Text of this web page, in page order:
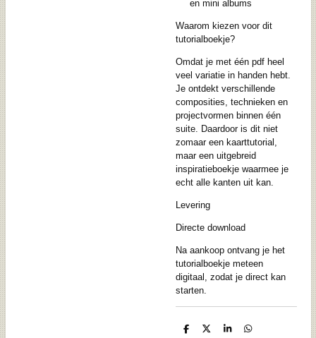
en mini albums
Waarom kiezen voor dit
tutorialboekje?
Omdat je met één pdf heel
veel variatie in handen hebt.
Je ontdekt verschillende
composities, technieken en
projectvormen binnen één
suite. Daardoor is dit niet
zomaar een kaarttutorial,
maar een uitgebreid
inspiratieboekje waarmee je
echt alle kanten uit kan.
Levering
Directe download
Na aankoop ontvang je het
tutorialboekje meteen
digitaal, zodat je direct kan
starten.
D
D
S
D